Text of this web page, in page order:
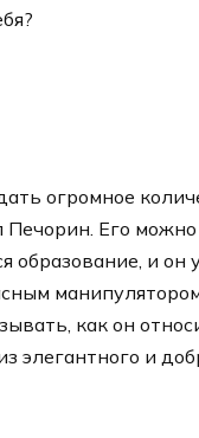
огромное
Печорин. Его
образование, и
как он
элегантного и